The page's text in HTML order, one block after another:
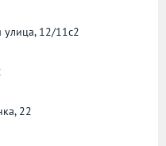
улица, 12/11с2
22